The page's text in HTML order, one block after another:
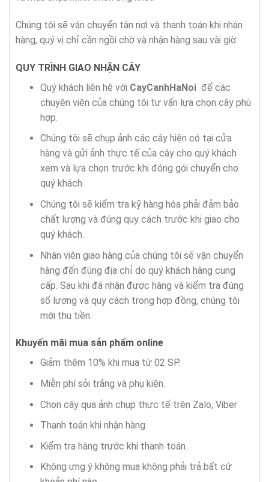
Chúng tôi sẽ vận chuyển tận nơi và thanh toán khi nhận
hàng, quý vị chỉ cần ngồi chờ và nhận hàng sau vài giờ.
QUY TRÌNH GIAO NHẬN CÂY
Quý khách liên hệ với CayCanhHaNoiđể các
chuyên viên của chúng tôi tư vấn lựa chọn cây phù
hợp.
Chúng tôi sẽ chụp ảnh các cây hiện có tại cửa
hàng và gửi ảnh thực tế của cây cho quý khách
xem và lựa chọn trước khi đóng gói chuyển cho
quý khách.
Chúng tôi sẽ kiểm tra kỹ hàng hóa phải đảm bảo
chất lượng và đúng quy cách trước khi giao cho
quý khách.
Nhân viên giao hàng của chúng tôi sẽ vận chuyển
hàng đến đúng địa chỉ do quý khách hàng cung
cấp. Sau khi đã nhận được hàng và kiểm tra đúng
số lượng và quy cách trong hợp đồng, chúng tôi
mới thu tiền.
Khuyến mãi mua sản phẩm online
Giảm thêm 10% khi mua từ 02 SP.
Miễn phí sỏi trắng và phụ kiện.
Chọn cây qua ảnh chụp thực tế trên Zalo, Viber
Thanh toán khi nhận hàng.
Kiểm tra hàng trước khi thanh toán.
Không ưng ý không mua không phải trả bất cứ